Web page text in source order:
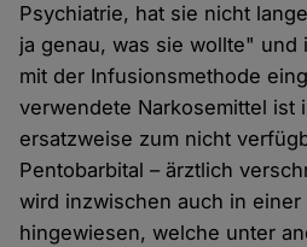
Psychiatrie, hat sie nicht
ja genau, was sie wollte" und
mit der Infusionsmethode
verwendete Narkosemittel ist
ersatzweise zum nicht
Pentobarbital – ärztlich
wird inzwischen auch in einer
hingewiesen, welche unter